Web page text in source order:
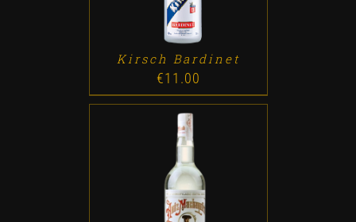
Kirsch Bardinet
€11.00
ADD TO CART / DETALLES